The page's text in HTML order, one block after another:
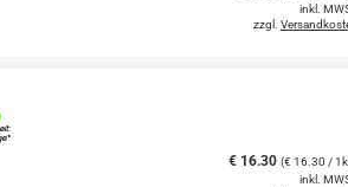
inkl.
zzgl.
€ 16.30 (€ 16.30 /
inkl.